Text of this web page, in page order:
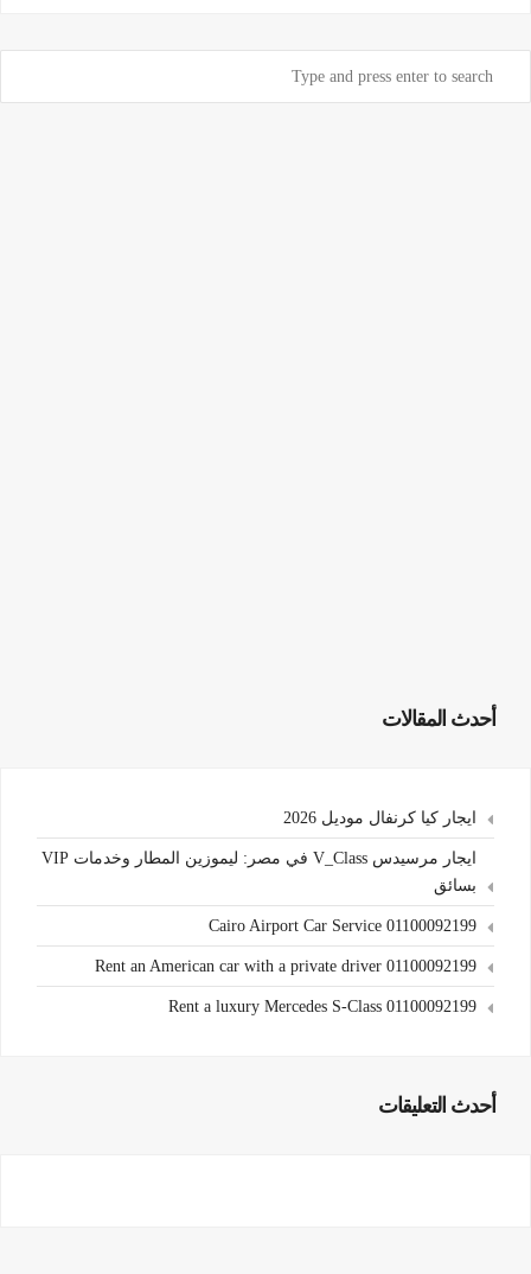
أحدث المقالات
ايجار كيا كرنفال موديل 2026
ايجار مرسيدس V_Class في مصر: ليموزين المطار وخدمات VIP
بسائق
Cairo Airport Car Service 01100092199
Rent an American car with a private driver 01100092199
Rent a luxury Mercedes S-Class 01100092199
أحدث التعليقات